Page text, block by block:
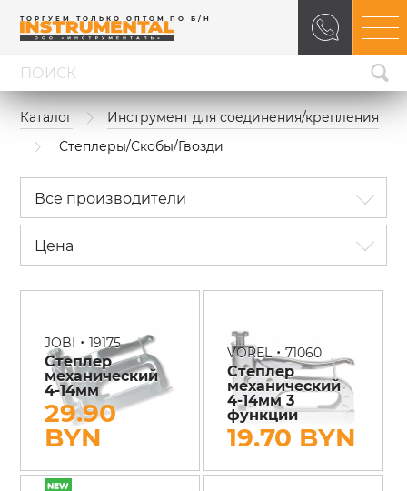
ТОРГУЕМ ТОЛЬКО ОПТОМ ПО Б/Н
Каталог
Инструмент для соединения/крепления
Степлеры/Скобы/Гвозди
Все производители
Цена
JOBI • 19175
Степлер
механический
4-14мм
29.90
BYN
VOREL•71060
Степлер
механический
4-14мм 3
функции
19.70 BYN